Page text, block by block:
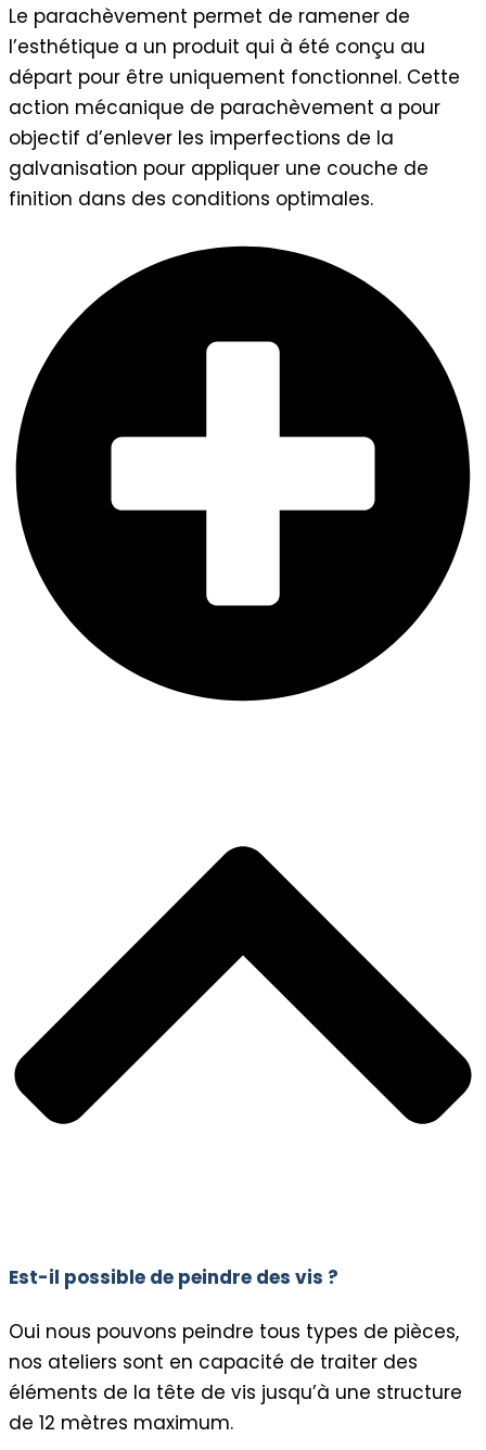
Le parachèvement permet de ramener de
l’esthétique a un produit qui à été conçu au
départ pour être uniquement fonctionnel. Cette
action mécanique de parachèvement a pour
objectif d’enlever les imperfections de la
galvanisation pour appliquer une couche de
finition dans des conditions optimales.
Est-il possible de peindre des vis ?
Oui nous pouvons peindre tous types de pièces,
nos ateliers sont en capacité de traiter des
éléments de la tête de vis jusqu’à une structure
de 12 mètres maximum.